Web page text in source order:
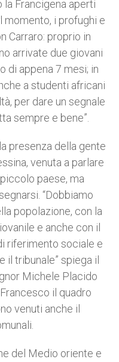
la Francigena aperti
momento, i profughi e
Carraro: proprio in
arrivate due giovani
di appena 7 mesi; in
a studenti africani
per dare un segnale
sempre e bene”.
presenza della gente
venuta a parlare
paese, ma
“Dobbiamo
popolazione, con la
e anche con il
riferimento sociale e
il tribunale” spiega il
Michele Placido
il quadro
venuti anche il
del Medio oriente e